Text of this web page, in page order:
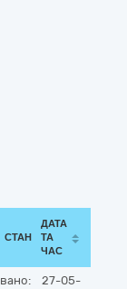
СТАН
ДАТА
ТА
ЧАС
27-05-